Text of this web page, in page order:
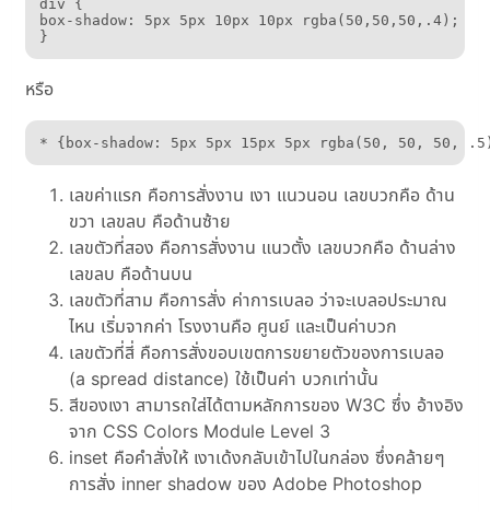
div {
box-shadow: 5px 5px 10px 10px rgba(50,50,50,.4);
}
หรือ
* {box-shadow: 5px 5px 15px 5px rgba(50, 50, 50,
เลขค่าแรก คือการสั่งงาน เงา แนวนอน เลขบวกคือ ด้าน
ขวา เลขลบ คือด้านซ้าย
เลขตัวที่สอง คือการสั่งงาน แนวตั้ง เลขบวกคือ ด้านล่าง
เลขลบ คือด้านบน
เลขตัวที่สาม คือการสั่ง ค่าการเบลอ ว่าจะเบลอประมาณ
ไหน เริ่มจากค่า โรงงานคือ ศูนย์ และเป็นค่าบวก
เลขตัวที่สี่ คือการสั่งขอบเขตการขยายตัวของการเบลอ
(a spread distance) ใช้เป็นค่า บวกเท่านั้น
สีของเงา สามารถใส่ได้ตามหลักการของ W3C ซึ่ง อ้างอิง
จาก CSS Colors Module Level 3
inset คือคำสั่งให้ เงาเด้งกลับเข้าไปในกล่อง ซึ่งคล้ายๆ
การสั่ง inner shadow ของ Adobe Photoshop